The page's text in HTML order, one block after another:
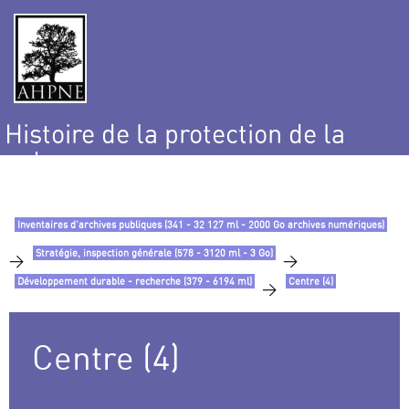
Histoire de la protection de la
nature
Inventaires d’archives publiques (341 - 32 127 ml - 2000 Go archives numériques)
> Stratégie, inspection générale (578 - 3120 ml - 3 Go) >
Développement durable - recherche (379 - 6194 ml) > Centre (4)
Centre (4)